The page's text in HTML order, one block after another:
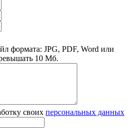
формата: JPG, PDF, Word или
10 Мб.
своих персональных данных